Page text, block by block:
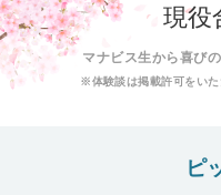
現役
マナビス生から喜び
※体験談は掲載許可をいた
ピ